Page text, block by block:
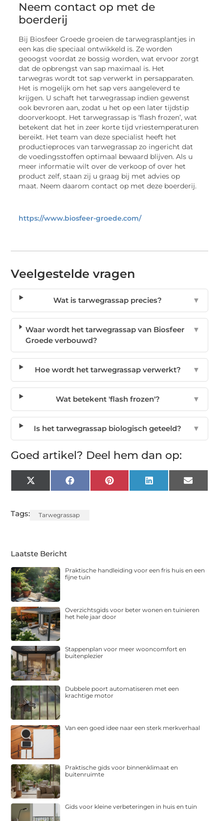
Neem contact op met de
boerderij
Bij Biosfeer Groede groeien de tarwegrasplantjes in
een kas die speciaal ontwikkeld is. Ze worden
geoogst voordat ze bossig worden, wat ervoor zorgt
dat de opbrengst van sap maximaal is. Het
tarwegras wordt tot sap verwerkt in persapparaten.
Het is mogelijk om het sap vers aangeleverd te
krijgen. U schaft het tarwegrassap indien gewenst
ook bevroren aan, zodat u het op een later tijdstip
doorverkoopt. Het tarwegrassap is ‘flash frozen’, wat
betekent dat het in zeer korte tijd vriestemperaturen
bereikt. Het team van deze specialist heeft het
productieproces van tarwegrassap zo ingericht dat
de voedingsstoffen optimaal bewaard blijven. Als u
meer informatie wilt over de verkoop of over het
product zelf, staan zij u graag bij met advies op
maat. Neem daarom contact op met deze boerderij.
https://www.biosfeer-groede.com/
Veelgestelde vragen
Wat is tarwegrassap precies? ▼
Waar wordt het tarwegrassap van Biosfeer
Groede verbouwd?
▼
Hoe wordt het tarwegrassap verwerkt? ▼
Wat betekent 'flash frozen'? ▼
Is het tarwegrassap biologisch geteeld? ▼
Goed artikel? Deel hem dan op:
X
(Twitter)
FacebookPinterest LinkedIn Email
Tags: Tarwegrassap
Laatste Bericht
Praktische handleiding voor een fris huis en een
fijne tuin
Overzichtsgids voor beter wonen en tuinieren
het hele jaar door
Stappenplan voor meer wooncomfort en
buitenplezier
Dubbele poort automatiseren met een
krachtige motor
Van een goed idee naar een sterk merkverhaal
Praktische gids voor binnenklimaat en
buitenruimte
Gids voor kleine verbeteringen in huis en tuin